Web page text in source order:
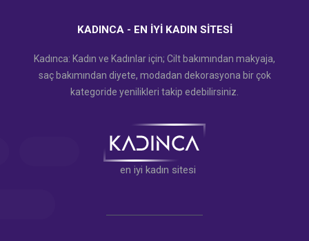
KADINCA - EN İYI KADIN SITESI
Kadınca: Kadın ve Kadınlar için; Cilt bakımından makyaja,
saç bakımından diyete, modadan dekorasyona bir çok
kategoride yenilikleri takip edebilirsiniz.
en iyi kadın sitesi